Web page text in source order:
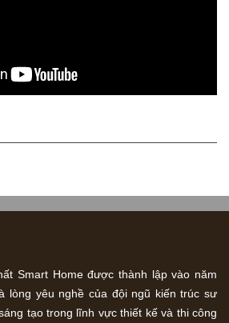
Smart Home được thành lập vào năm
lòng yêu nghề của đội ngũ kiến trúc sư
tạo trong lĩnh vực thiết kế và thi công